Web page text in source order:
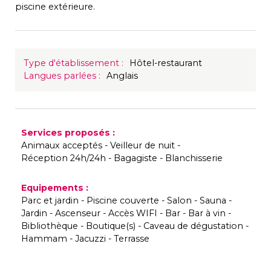
piscine extérieure.
Type d'établissement :
Hôtel-restaurant
Langues parlées : Anglais
Services proposés :
Animaux acceptés
Veilleur de nuit
Réception 24h/24h
Bagagiste Blanchisserie
Equipements :
Parc et jardin
Piscine couverte Salon
Sauna
Jardin
Ascenseur Accès WIFI Bar
Bar à vin
Bibliothèque
Boutique(s)
Caveau de dégustation
Hammam
Jacuzzi Terrasse